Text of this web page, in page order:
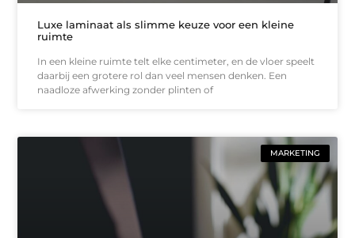
Luxe laminaat als slimme keuze voor een kleine
ruimte
In een kleine ruimte telt elke centimeter, en de vloer speelt
daarbij een grotere rol dan veel mensen denken. Een
naadloze afwerking zonder plinten of
MARKETING